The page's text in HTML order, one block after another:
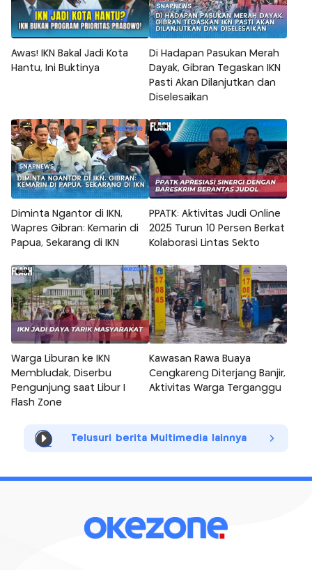
Awas! IKN Bakal Jadi Kota
Hantu, Ini Buktinya
Di Hadapan Pasukan Merah
Dayak, Gibran Tegaskan IKN
Pasti Akan Dilanjutkan dan
Diselesaikan
Diminta Ngantor di IKN,
Wapres Gibran: Kemarin di
Papua, Sekarang di IKN
PPATK: Aktivitas Judi Online
2025 Turun 10 Persen Berkat
Kolaborasi Lintas Sekto
Warga Liburan ke IKN
Membludak, Diserbu
Pengunjung saat Libur |
Flash Zone
Kawasan Rawa Buaya
Cengkareng Diterjang Banjir,
Aktivitas Warga Terganggu
Telusuri berita Multimedia lainnya